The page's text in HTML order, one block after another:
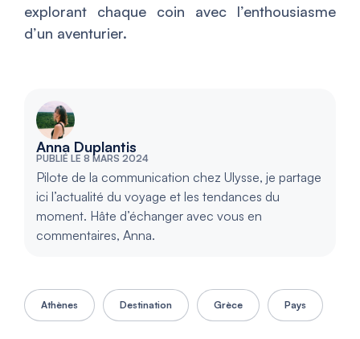
explorant chaque coin avec l’enthousiasme
d’un aventurier.
Anna Duplantis
PUBLIÉ LE 8 MARS 2024
Pilote de la communication chez Ulysse, je partage
ici l’actualité du voyage et les tendances du
moment. Hâte d’échanger avec vous en
commentaires, Anna.
Athènes Destination Grèce Pays